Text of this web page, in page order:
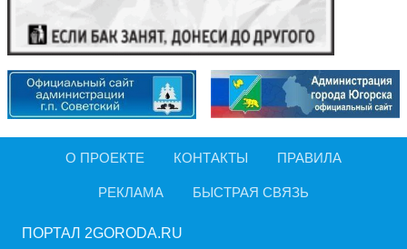
О ПРОЕКТЕ КОНТАКТЫ ПРАВИЛА
РЕКЛАМА БЫСТРАЯ СВЯЗЬ
ПОРТАЛ 2GORODA.RU